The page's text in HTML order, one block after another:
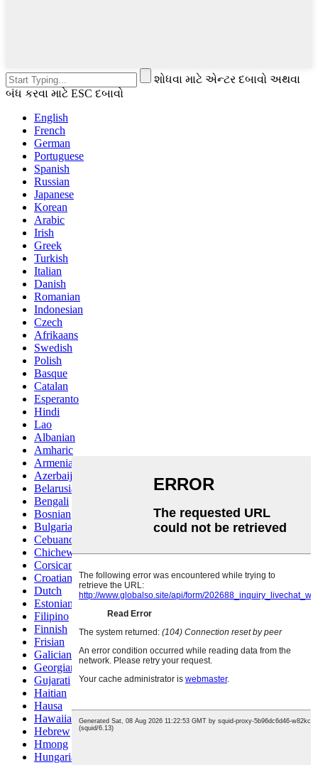
શોધવા માટે એન્ટર દબાવો અથવા
બંધ કરવા માટે ESC દબાવો
English
French
German
Portuguese
Spanish
Russian
Japanese
Korean
Arabic
Irish
Greek
Turkish
Italian
Danish
Romanian
Indonesian
Czech
Afrikaans
Swedish
Polish
Basque
Catalan
Esperanto
Hindi
Lao
Albanian
Amharic
Armenian
Azerbaijani
Belarusian
Bengali
Bosnian
Bulgarian
Cebuano
Chichewa
Corsican
Croatian
Dutch
Estonian
Filipino
Finnish
Frisian
Galician
Georgian
Gujarati
Haitian
Hausa
Hawaiian
Hebrew
Hmong
Hungarian